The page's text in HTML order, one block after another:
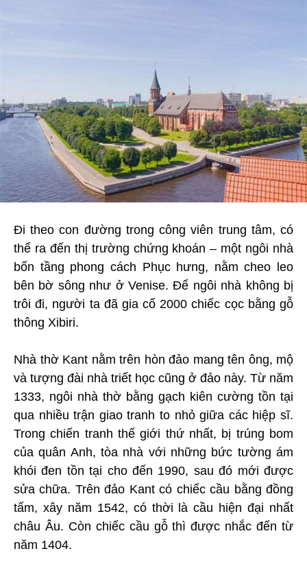
Đi theo con đường trong công viên trung tâm, có
thể ra đến thị trường chứng khoán – một ngôi nhà
bốn tầng phong cách Phục hưng, nằm cheo leo
bên bờ sông như ở Venise. Để ngôi nhà không bị
trôi đi, người ta đã gia cố 2000 chiếc cọc bằng gỗ
thông Xibiri.
Nhà thờ Kant nằm trên hòn đảo mang tên ông, mộ
và tượng đài nhà triết học cũng ở đảo này. Từ năm
1333, ngôi nhà thờ bằng gạch kiên cường tồn tại
qua nhiều trận giao tranh to nhỏ giữa các hiệp sĩ.
Trong chiến tranh thế giới thứ nhất, bị trúng bom
của quân Anh, tòa nhà với những bức tường ám
khói đen tồn tại cho đến 1990, sau đó mới được
sửa chữa. Trên đảo Kant có chiếc cầu bằng đồng
tấm, xây năm 1542, có thời là cầu hiện đại nhất
châu Âu. Còn chiếc cầu gỗ thì được nhắc đến từ
năm 1404.